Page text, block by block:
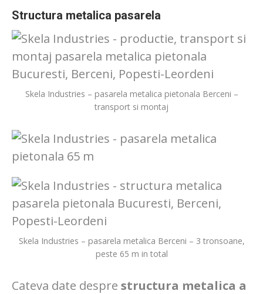
Structura metalica pasarela
Skela Industries – pasarela metalica pietonala Berceni –
transport si montaj
Skela Industries – pasarela metalica Berceni – 3 tronsoane,
peste 65 m in total
Cateva date despre structura metalica a